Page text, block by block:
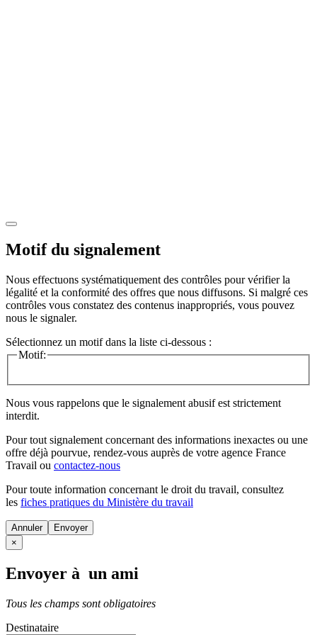
Motif du signalement
Nous effectuons systématiquement des contrôles pour vérifier la
légalité et la conformité des offres que nous diffusons. Si malgré ces
contrôles vous constatez des contenus inappropriés, vous pouvez
nous le signaler.
Sélectionnez un motif dans la liste ci-dessous :
Motif:
Nous vous rappelons que le signalement abusif est strictement
interdit.
Pour tout signalement concernant des informations inexactes ou une
offre déjà pourvue, rendez-vous auprès de votre agence France
Travail ou contactez-nous
Pour toute information concernant le droit du travail, consultez
les fiches pratiques du Ministère du travail
Annuler
×
Envoyer à un ami
Tous les champs sont obligatoires
Destinataire